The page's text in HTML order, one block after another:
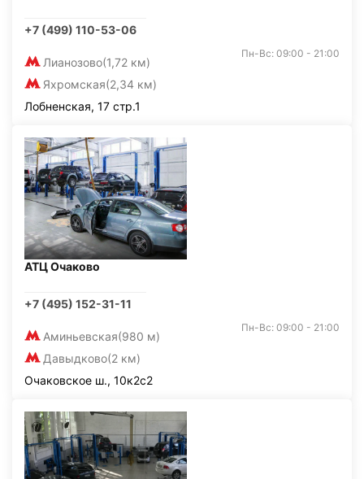
+7 (499) 110-53-06
Лианозово(1,72 км)
Яхромская(2,34 км)
Пн-Вс: 09:00 - 21:00
Лобненская, 17 стр.1
АТЦ Очаково
+7 (495) 152-31-11
Аминьевская(980 м)
Давыдково(2 км)
Пн-Вс: 09:00 - 21:00
Очаковское ш., 10к2с2